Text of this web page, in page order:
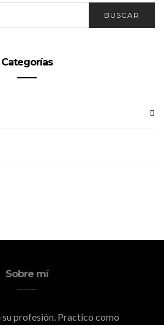
BUSCAR
Categorías
Sobre mí
profesión. Practico como